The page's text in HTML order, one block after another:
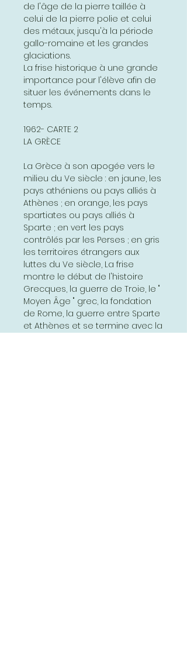
de l'âge de la pierre taillée à
celui de la pierre polie et celui
des métaux, jusqu'à la période
gallo-romaine et les grandes
glaciations.
La frise historique à une grande
importance pour l'élève afin de
situer les événements dans le
temps.
1962- CARTE 2
LA GRÈCE
La Grèce à son apogée vers le
milieu du Ve siècle : en jaune, les
pays athéniens ou pays alliés à
Athènes ; en orange, les pays
spartiates ou pays alliés à
Sparte ; en vert les pays
contrôlés par les Perses ; en gris
les territoires étrangers aux
luttes du Ve siècle, La frise
montre le début de l'histoire
Grecques, la guerre de Troie, le "
Moyen Âge " grec, la fondation
de Rome, la guerre entre Sparte
et Athènes et se termine avec la